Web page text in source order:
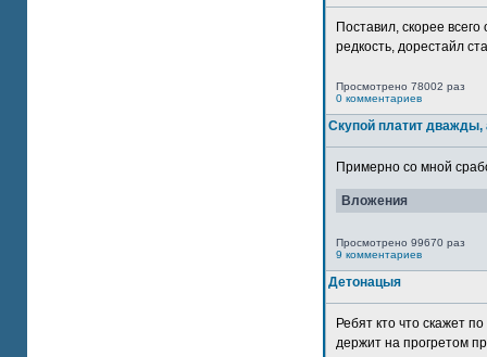
Поставил, скорее
редкость, дорестайл
Просмотрено 78002 раз
0 комментариев
Скупой платит
Примерно со мной
Вложения
Просмотрено 99670 раз
9 комментариев
Детонацыя
Ребят кто что скажет
держит на прогретом